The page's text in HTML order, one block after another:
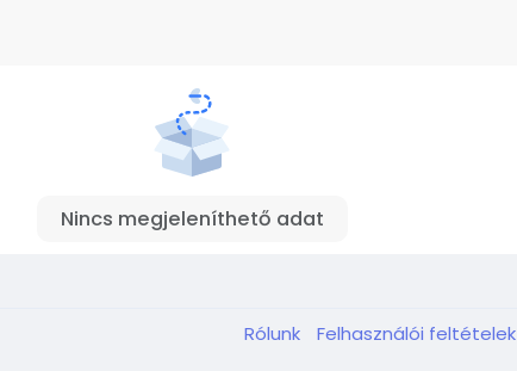
Nincs megjeleníthető adat
Rólunk Felhasználói feltételek